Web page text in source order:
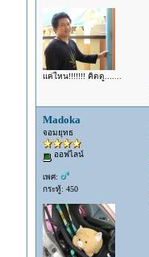
แค่ใหน!!!!!!! คิดดู.......
Madoka
จอมยุทธ
ออฟไลน์
เพศ:
กระทู้: 450